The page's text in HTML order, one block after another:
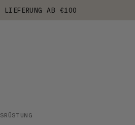
LIEFERUNG AB €100